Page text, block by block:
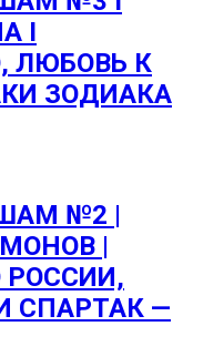
I
ЛЮБОВЬ К
ЗОДИАКА
№2 |
|
РОССИИ,
СПАРТАК —